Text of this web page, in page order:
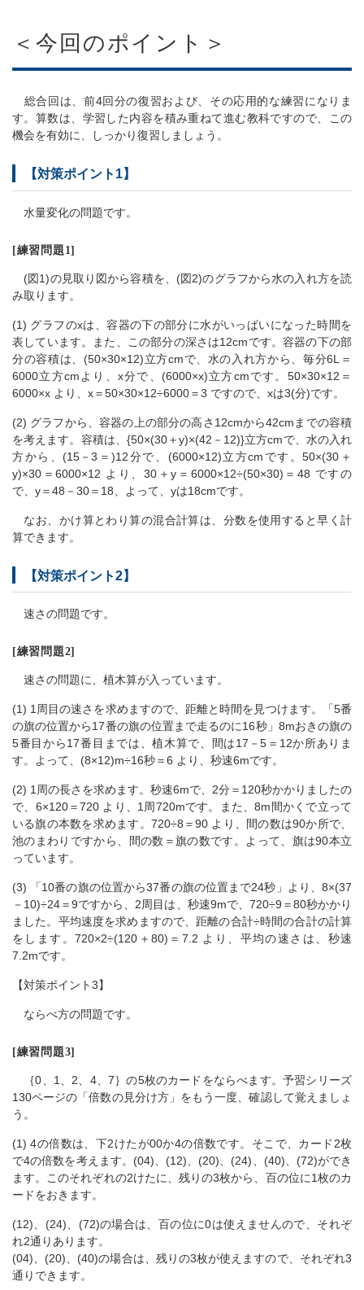
＜今回のポイント＞
総合回は、前4回分の復習および、その応用的な練習になりま
す。算数は、学習した内容を積み重ねて進む教科ですので、この
機会を有効に、しっかり復習しましょう。
【対策ポイント1】
水量変化の問題です。
[練習問題1]
(図1)の見取り図から容積を、(図2)のグラフから水の入れ方を読
み取ります。
(1) グラフのxは、容器の下の部分に水がいっぱいになった時間を
表しています。また、この部分の深さは12cmです。容器の下の部
分の容積は、(50×30×12)立方cmで、水の入れ方から、毎分6L＝
6000立方cmより、x分で、(6000×x)立方cmです。50×30×12＝
6000×x より、x＝50×30×12÷6000＝3 ですので、xは3(分)です。
(2) グラフから、容器の上の部分の高さ12cmから42cmまでの容積
を考えます。容積は、{50×(30＋y)×(42－12)}立方cmで、水の入れ
方から、(15－3＝)12分で、(6000×12)立方cmです。50×(30＋
y)×30＝6000×12 より、30＋y＝6000×12÷(50×30)＝48 ですの
で、y＝48－30＝18、よって、yは18cmです。
なお、かけ算とわり算の混合計算は、分数を使用すると早く計
算できます。
【対策ポイント2】
速さの問題です。
[練習問題2]
速さの問題に、植木算が入っています。
(1) 1周目の速さを求めますので、距離と時間を見つけます。「5番
の旗の位置から17番の旗の位置まで走るのに16秒」8mおきの旗の
5番目から17番目までは、植木算で、間は17－5＝12か所ありま
す。よって、(8×12)m÷16秒＝6 より、秒速6mです。
(2) 1周の長さを求めます。秒速6mで、2分＝120秒かかりましたの
で、6×120＝720 より、1周720mです。また、8m間かくで立って
いる旗の本数を求めます。720÷8＝90 より、間の数は90か所で、
池のまわりですから、間の数＝旗の数です。よって、旗は90本立
っています。
(3) 「10番の旗の位置から37番の旗の位置まで24秒」より、8×(37
－10)÷24＝9ですから、2周目は、秒速9mで、720÷9＝80秒かかり
ました。平均速度を求めますので、距離の合計÷時間の合計の計算
をします。720×2÷(120＋80)＝7.2 より、平均の速さは、秒速
7.2mです。
【対策ポイント3】
ならべ方の問題です。
[練習問題3]
｛0、1、2、4、7｝の5枚のカードをならべます。予習シリーズ
130ページの「倍数の見分け方」をもう一度、確認して覚えましょ
う。
(1) 4の倍数は、下2けたが00か4の倍数です。そこで、カード2枚
で4の倍数を考えます。(04)、(12)、(20)、(24)、(40)、(72)ができ
ます。このそれぞれの2けたに、残りの3枚から、百の位に1枚のカ
ードをおきます。
(12)、(24)、(72)の場合は、百の位に0は使えませんので、それぞ
れ2通りあります。
(04)、(20)、(40)の場合は、残りの3枚が使えますので、それぞれ3
通りできます。